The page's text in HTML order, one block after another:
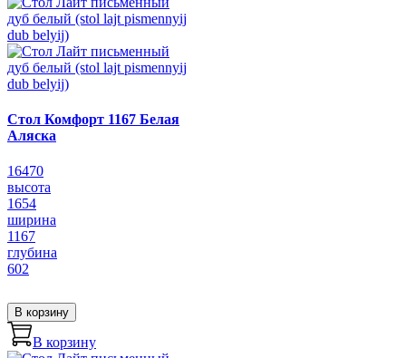
Стол Комфорт 1167 Белая
Аляска
16470
высота
1654
ширина
1167
глубина
602
В корзину
В корзину